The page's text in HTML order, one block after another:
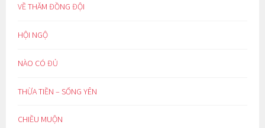
VỀ THĂM ĐỒNG ĐỘI
HỘI NGỘ
NÀO CÓ ĐỦ
THỪA TIỀN – SỐNG YÊN
CHIỀU MUỘN